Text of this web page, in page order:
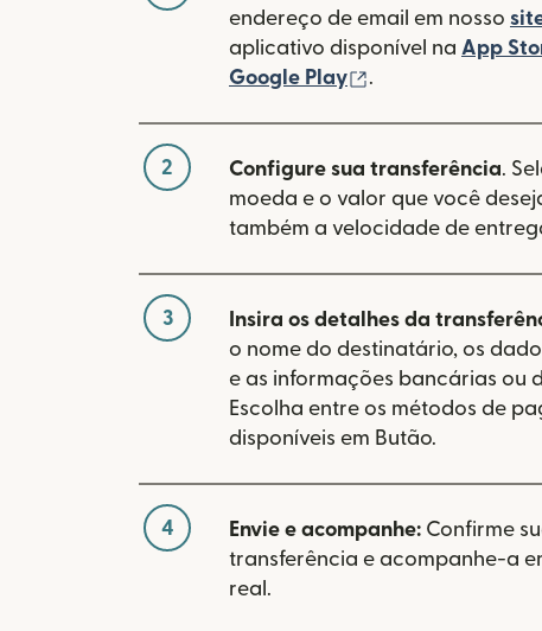
endereço de email em nosso
aplicativo disponível na App
Google Play
.
2 Configure sua transferência.
moeda e o valor que você
também a velocidade de
3 Insira os detalhes da
o nome do destinatário, os
e as informações bancárias ou
Escolha entre os métodos de
disponíveis em Butão.
4 Envie e acompanhe: Confirme
transferência e acompanhe-a
real.